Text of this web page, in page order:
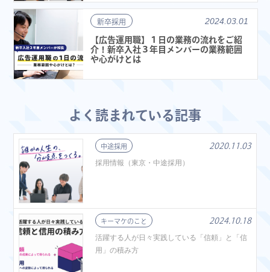
新卒採用 2024.03.01
【広告運用職】１日の業務の流れをご紹
介！新卒入社３年目メンバーの業務範囲
や心がけとは
よく読まれている記事
中途採用
2020.11.03
採用情報（東京・中途採用）
キーマケのこと
2024.10.18
活躍する人が日々実践している「信頼」と「信
用」の積み方